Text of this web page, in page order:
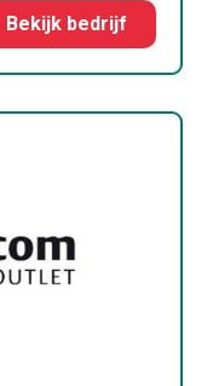
Bekijk bedrijf